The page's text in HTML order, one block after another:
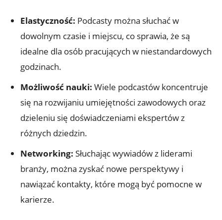
Elastyczność: Podcasty można słuchać w
dowolnym czasie i miejscu, co sprawia, że są
idealne dla osób pracujących w niestandardowych
godzinach.
Możliwość nauki: Wiele podcastów koncentruje
się na rozwijaniu umiejętności zawodowych oraz
dzieleniu się doświadczeniami ekspertów z
różnych dziedzin.
Networking: Słuchając wywiadów z liderami
branży, można zyskać nowe perspektywy i
nawiązać kontakty, które mogą być pomocne w
karierze.